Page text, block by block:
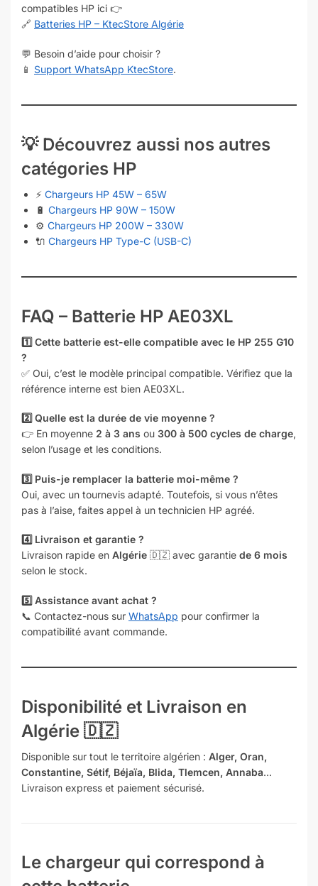
compatibles HP ici 👉
🔗 Batteries HP – KtecStore Algérie
💬 Besoin d’aide pour choisir ?
📱 Support WhatsApp KtecStore.
💡 Découvrez aussi nos autres
catégories HP
⚡ Chargeurs HP 45W – 65W
🔋 Chargeurs HP 90W – 150W
⚙️ Chargeurs HP 200W – 330W
🔌 Chargeurs HP Type-C (USB-C)
FAQ – Batterie HP AE03XL
1️⃣ Cette batterie est-elle compatible avec le HP 255 G10
?
✅ Oui, c’est le modèle principal compatible. Vérifiez que la
référence interne est bien AE03XL.
2️⃣ Quelle est la durée de vie moyenne ?
👉 En moyenne 2 à 3 ans ou 300 à 500 cycles de charge,
selon l’usage et les conditions.
3️⃣ Puis-je remplacer la batterie moi-même ?
Oui, avec un tournevis adapté. Toutefois, si vous n’êtes
pas à l’aise, faites appel à un technicien HP agréé.
4️⃣ Livraison et garantie ?
Livraison rapide en Algérie 🇩🇿 avec garantie de 6 mois
selon le stock.
5️⃣ Assistance avant achat ?
📞 Contactez-nous sur WhatsApp pour confirmer la
compatibilité avant commande.
Disponibilité et Livraison en
Algérie 🇩🇿
Disponible sur tout le territoire algérien : Alger, Oran,
Constantine, Sétif, Béjaïa, Blida, Tlemcen, Annaba…
Livraison express et paiement sécurisé.
Le chargeur qui correspond à